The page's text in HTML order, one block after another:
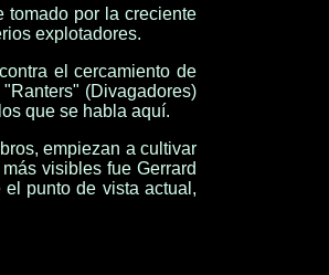
tomado por la creciente
explotadores.
el cercamiento de
"Ranters" (Divagadores)
que se habla aquí.
empiezan a cultivar
visibles fue Gerrard
punto de vista actual,